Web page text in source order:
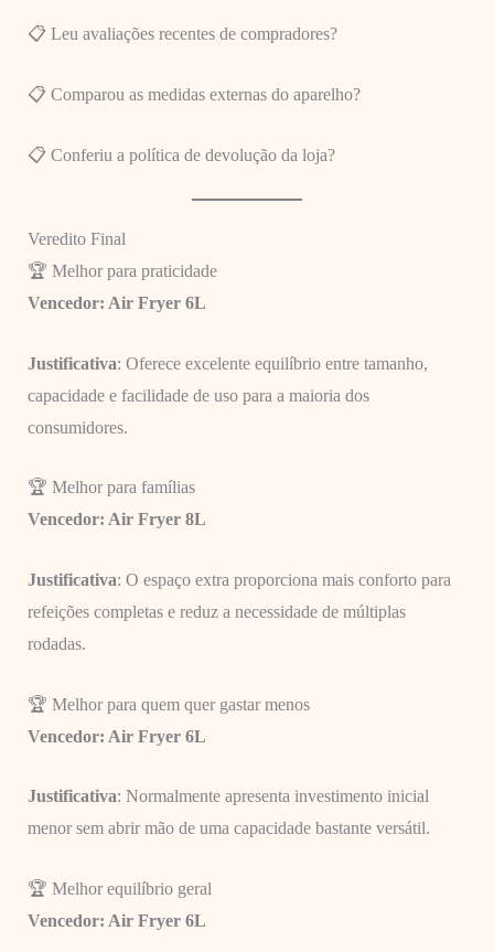
📋 Leu avaliações recentes de compradores?
📋 Comparou as medidas externas do aparelho?
📋 Conferiu a política de devolução da loja?
Veredito Final
🏆 Melhor para praticidade
Vencedor: Air Fryer 6L
Justificativa: Oferece excelente equilíbrio entre tamanho,
capacidade e facilidade de uso para a maioria dos
consumidores.
🏆 Melhor para famílias
Vencedor: Air Fryer 8L
Justificativa: O espaço extra proporciona mais conforto para
refeições completas e reduz a necessidade de múltiplas
rodadas.
🏆 Melhor para quem quer gastar menos
Vencedor: Air Fryer 6L
Justificativa: Normalmente apresenta investimento inicial
menor sem abrir mão de uma capacidade bastante versátil.
🏆 Melhor equilíbrio geral
Vencedor: Air Fryer 6L